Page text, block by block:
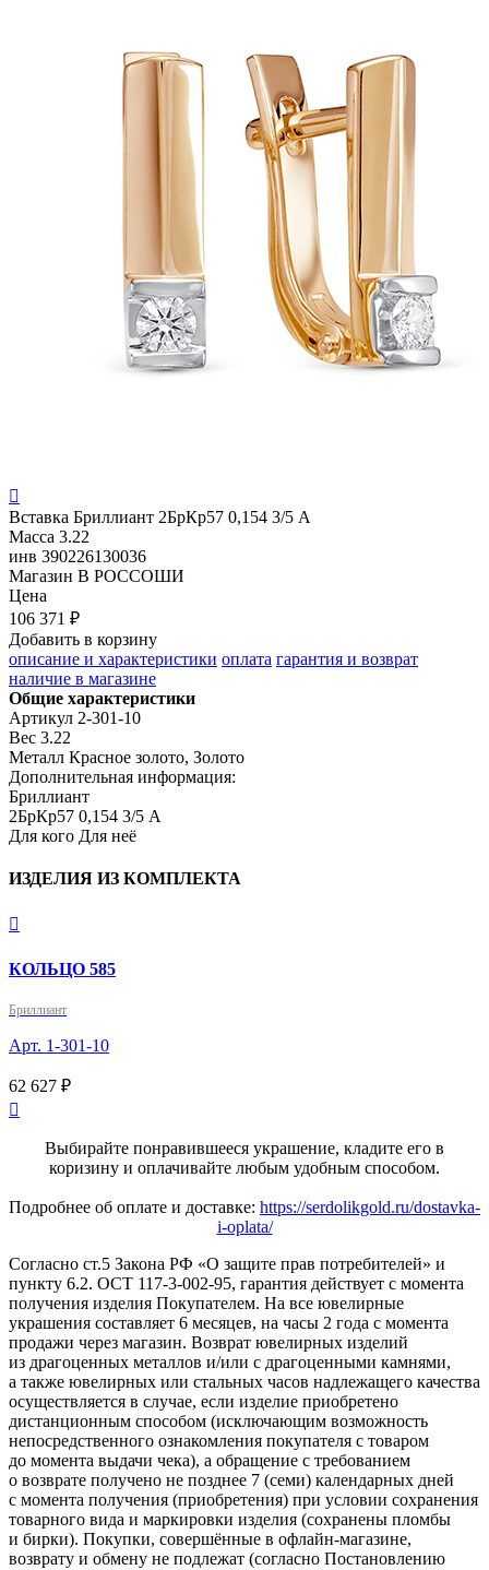

Вставка Бриллиант 2БрКр57 0,154 3/5 А
Масса 3.22
инв 390226130036
Магазин В РОССОШИ
Цена
106 371 ₽
Добавить в корзину
описание и характеристики оплата гарантия и возврат
наличие в магазине
Общие характеристики
Артикул 2-301-10
Вес 3.22
Металл Красное золото, Золото
Дополнительная информация:
Бриллиант
2БрКр57 0,154 3/5 А
Для кого Для неё
ИЗДЕЛИЯ ИЗ КОМПЛЕКТА

КОЛЬЦО 585
Бриллиант
Арт. 1-301-10
62 627 ₽

Выбирайте понравившееся украшение, кладите его в
коризину и оплачивайте любым удобным способом.
Подробнее об оплате и доставке: https://serdolikgold.ru/dostavka-
i-oplata/
Согласно ст.5 Закона РФ «О защите прав потребителей» и
пункту 6.2. ОСТ 117-3-002-95, гарантия действует с момента
получения изделия Покупателем. На все ювелирные
украшения составляет 6 месяцев, на часы 2 года с момента
продажи через магазин. Возврат ювелирных изделий
из драгоценных металлов и/или с драгоценными камнями,
а также ювелирных или стальных часов надлежащего качества
осуществляется в случае, если изделие приобретено
дистанционным способом (исключающим возможность
непосредственного ознакомления покупателя с товаром
до момента выдачи чека), а обращение с требованием
о возврате получено не позднее 7 (семи) календарных дней
с момента получения (приобретения) при условии сохранения
товарного вида и маркировки изделия (сохранены пломбы
и бирки). Покупки, совершённые в офлайн-магазине,
возврату и обмену не подлежат (согласно Постановлению